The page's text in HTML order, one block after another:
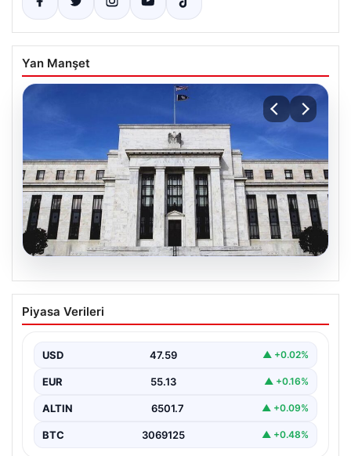
Yan Manşet
Fed faizi sabit tuttu
Piyasa Verileri
USD 47.59 ▲ +0.02%
EUR 55.13 ▲ +0.16%
ALTIN 6501.7 ▲ +0.09%
BTC 3069125 ▲ +0.48%